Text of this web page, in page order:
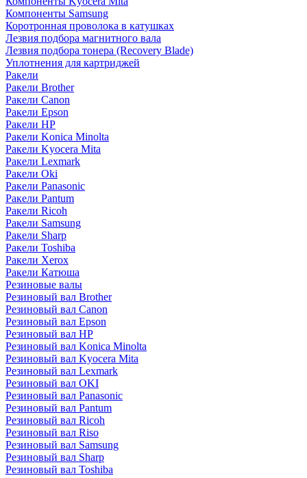
Компоненты Samsung
Коротронная проволока в катушках
Лезвия подбора магнитного вала
Лезвия подбора тонера (Recovery Blade)
Уплотнения для картриджей
Ракели
Ракели Brother
Ракели Canon
Ракели Epson
Ракели HP
Ракели Konica Minolta
Ракели Kyocera Mita
Ракели Lexmark
Ракели Oki
Ракели Panasonic
Ракели Pantum
Ракели Ricoh
Ракели Samsung
Ракели Sharp
Ракели Toshiba
Ракели Xerox
Ракели Катюша
Резиновые валы
Резиновый вал Brother
Резиновый вал Canon
Резиновый вал Epson
Резиновый вал HP
Резиновый вал Konica Minolta
Резиновый вал Kyocera Mita
Резиновый вал Lexmark
Резиновый вал OKI
Резиновый вал Panasonic
Резиновый вал Pantum
Резиновый вал Ricoh
Резиновый вал Riso
Резиновый вал Samsung
Резиновый вал Sharp
Резиновый вал Toshiba